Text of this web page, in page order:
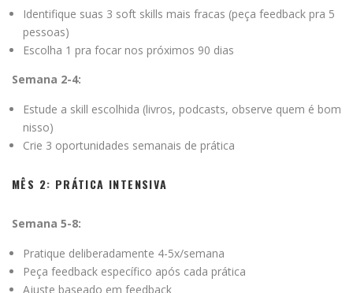
Identifique suas 3 soft skills mais fracas (peça feedback pra 5
pessoas)
Escolha 1 pra focar nos próximos 90 dias
Semana 2-4:
Estude a skill escolhida (livros, podcasts, observe quem é bom
nisso)
Crie 3 oportunidades semanais de prática
MÊS 2: PRÁTICA INTENSIVA
Semana 5-8:
Pratique deliberadamente 4-5x/semana
Peça feedback específico após cada prática
Ajuste baseado em feedback